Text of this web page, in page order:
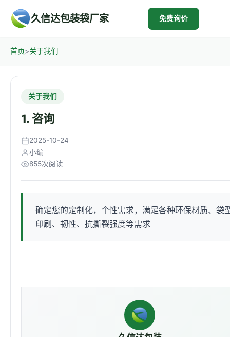
久信达包装袋厂家 免费询价
首页>关于我们
关于我们
1. 咨询
2025-10-24
小编
855次阅读
确定您的定制化，个性需求，满足各种环保材质、袋
印刷、韧性、抗撕裂强度等需求